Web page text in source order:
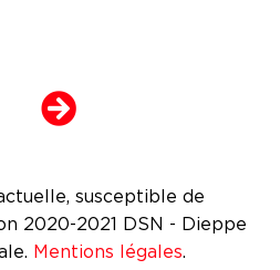
susceptible de
2020-2021 DSN - Dieppe
Mentions légales.